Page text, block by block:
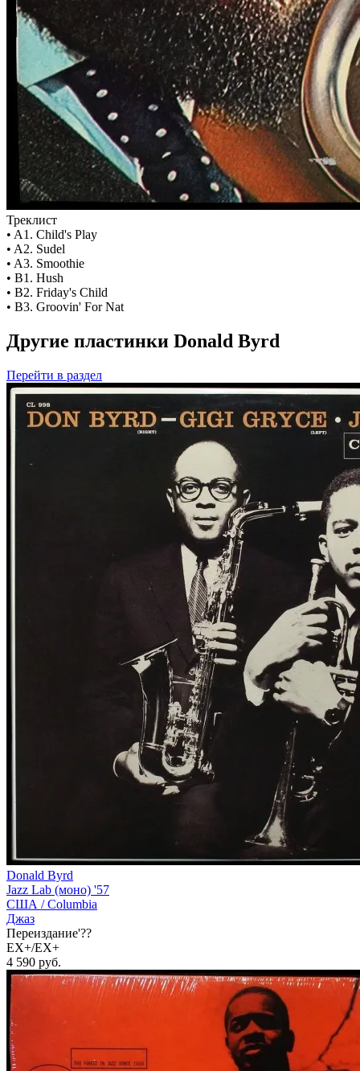
Треклист
• A1. Child's Play
• A2. Sudel
• A3. Smoothie
• B1. Hush
• B2. Friday's Child
• B3. Groovin' For Nat
Другие пластинки Donald Byrd
Перейти в раздел
Donald Byrd
Jazz Lab (моно) '57
США /Columbia
Джаз
Переиздание'??
EX+/EX+
4 590 руб.